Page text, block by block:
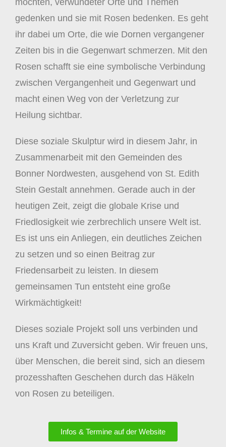
möchten, verwundeter Orte und Themen
gedenken und sie mit Rosen bedenken. Es geht
ihr dabei um Orte, die wie Dornen vergangener
Zeiten bis in die Gegenwart schmerzen. Mit den
Rosen schafft sie eine symbolische Verbindung
zwischen Vergangenheit und Gegenwart und
macht einen Weg von der Verletzung zur
Heilung sichtbar.
Diese soziale Skulptur wird in diesem Jahr, in
Zusammenarbeit mit den Gemeinden des
Bonner Nordwesten, ausgehend von St. Edith
Stein Gestalt annehmen. Gerade auch in der
heutigen Zeit, zeigt die globale Krise und
Friedlosigkeit wie zerbrechlich unsere Welt ist.
Es ist uns ein Anliegen, ein deutliches Zeichen
zu setzen und so einen Beitrag zur
Friedensarbeit zu leisten. In diesem
gemeinsamen Tun entsteht eine große
Wirkmächtigkeit!
Dieses soziale Projekt soll uns verbinden und
uns Kraft und Zuversicht geben. Wir freuen uns,
über Menschen, die bereit sind, sich an diesem
prozesshaften Geschehen durch das Häkeln
von Rosen zu beteiligen.
Infos & Termine auf der Website